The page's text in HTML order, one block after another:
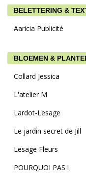
BELETTERING &
Aaricia Publicité
BLOEMEN &
Collard Jessica
L'atelier M
Lardot-Lesage
Le jardin secret de Jill
Lesage Fleurs
POURQUOI PAS !